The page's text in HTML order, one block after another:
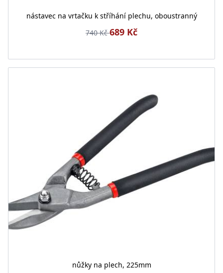
nástavec na vrtačku k stříhání plechu, oboustranný
740 Kč689 Kč
nůžky na plech, 225mm